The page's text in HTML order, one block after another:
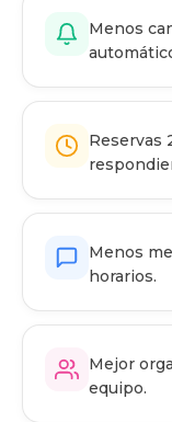
Menos
Reservas
Menos
horarios.
Mejor
equipo.